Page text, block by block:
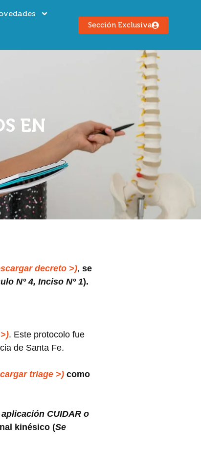
Sección Exclusiva
EN
decreto >), se
N° 4, Inciso N° 1).
. Este protocolo fue
de Santa Fe.
triage >) como
CUIDAR o
kinésico (Se